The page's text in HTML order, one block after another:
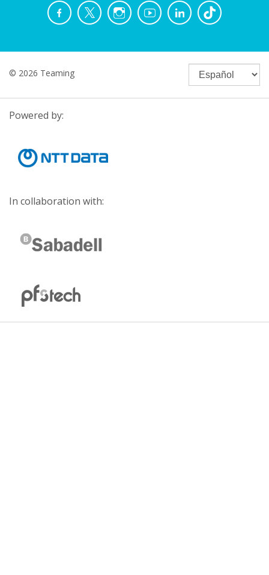
© 2026 Teaming
Powered by:
In collaboration with: